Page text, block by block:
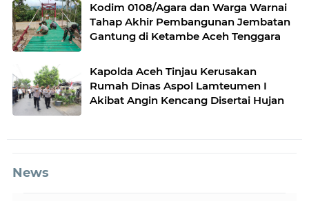
Kodim 0108/Agara dan Warga Warnai
Tahap Akhir Pembangunan Jembatan
Gantung di Ketambe Aceh Tenggara
Kapolda Aceh Tinjau Kerusakan
Rumah Dinas Aspol Lamteumen I
Akibat Angin Kencang Disertai Hujan
News